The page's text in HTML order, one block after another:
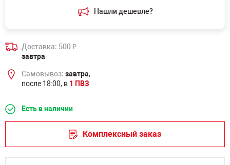
Нашли дешевле?
Доставка: 500₽
завтра
Самовывоз: завтра,
после 18:00, в 1 ПВЗ
Есть в наличии
Комплексный заказ